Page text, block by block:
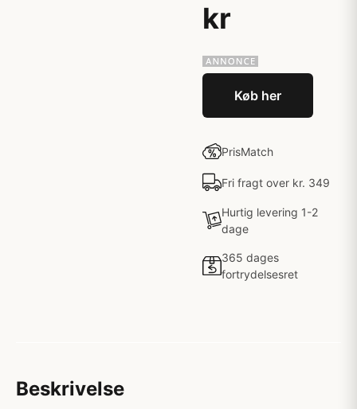
kr
Køb her
PrisMatch
Fri fragt over kr. 349
Hurtig levering 1-2
dage
365 dages
fortrydelsesret
Beskrivelse